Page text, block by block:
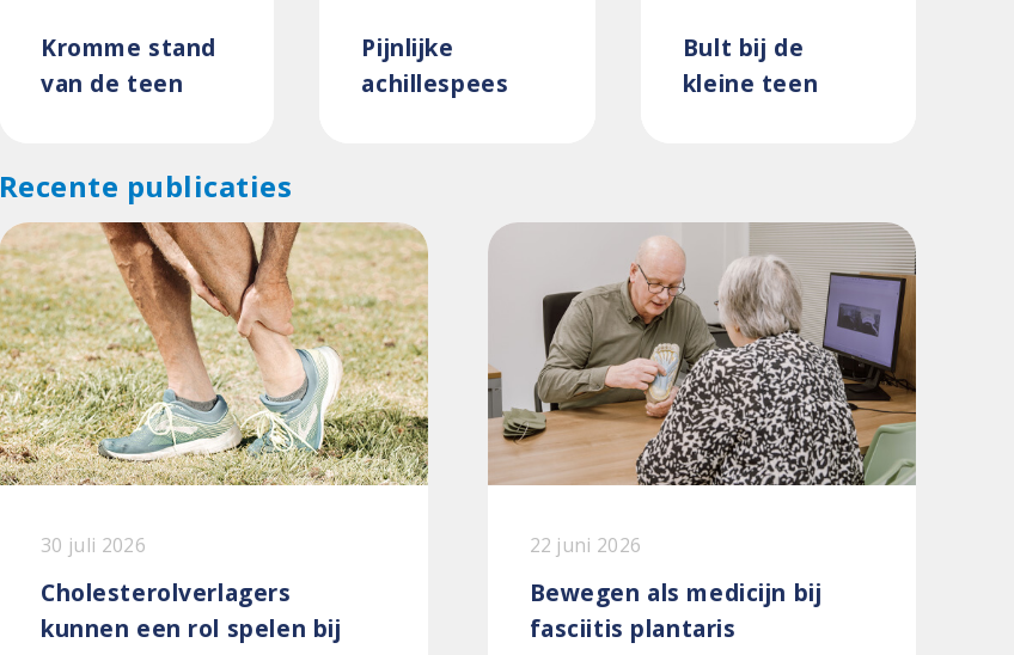
Kromme stand
van de teen
Pijnlijke
achillespees
Bult bij de
kleine teen
Recente publicaties
30 juli 2026
Cholesterolverlagers
kunnen een rol spelen bij
22 juni 2026
Bewegen als medicijn bij
fasciitis plantaris